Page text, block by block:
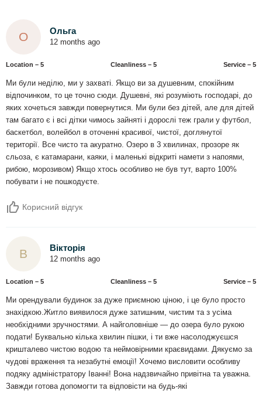
О Ольга
12 months ago
Location – 5 Сleanliness – 5 Service – 5
Ми були неділю, ми у захваті. Якщо ви за душевним, спокійним
відпочинком, то це точно сюди. Душевні, які розуміють господарі, до
яких хочеться завжди повернутися. Ми були без дітей, але для дітей
там багато є і всі дітки чимось зайняті і дорослі теж грали у футбол,
баскетбол, волейбол в оточенні красивої, чистої, доглянутої
території. Все чисто та акуратно. Озеро в 3 хвилинах, прозоре як
сльоза, є катамарани, каяки, і маленькі відкриті намети з напоями,
рибою, морозивом) Якщо хтось особливо не був тут, варто 100%
побувати і не пошкодуєте.
Корисний відгук
В Вікторія
12 months ago
Location – 5 Сleanliness – 5 Service – 5
Ми орендували будинок за дуже приємною ціною, і це було просто
знахідкою.Житло виявилося дуже затишним, чистим та з усіма
необхідними зручностями. А найголовніше — до озера було рукою
подати! Буквально кілька хвилин пішки, і ти вже насолоджуєшся
кришталево чистою водою та неймовірними краєвидами. Дякуємо за
чудові враження та незабутні емоції! Хочемо висловити особливу
подяку адміністратору Іванні! Вона надзвичайно привітна та уважна.
Завжди готова допомогти та відповісти на будь-які